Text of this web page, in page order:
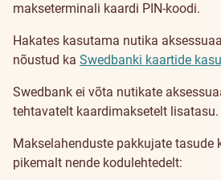
makseterminali kaardi PIN-koodi.
Tingimused
ja
tasud
Hakates kasutama nutika
nõustud ka Swedbanki kaartide
Swedbank ei võta nutikate
tehtavatelt kaardimaksetelt lisatasu.
Makselahenduste pakkujate tasude
pikemalt nende kodulehtedelt: